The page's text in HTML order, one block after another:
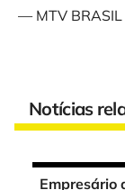
— MTV BRASIL
Notícias
Empresário